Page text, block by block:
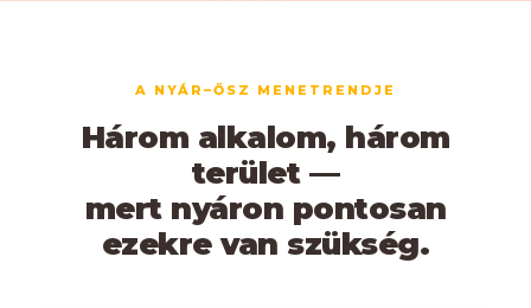
A NYÁR–ŐSZ MENETRENDJE
Három alkalom, három
terület —
mert nyáron pontosan
ezekre van szükség.